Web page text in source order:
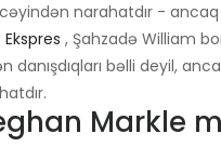
narahatdır -
Ekspres , Şahzadə William
danışdıqları bəlli deyil,
Markle